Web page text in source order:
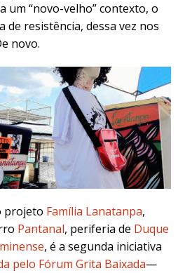
um “novo-velho” contexto, o
de resistência, dessa vez nos
novo.
projeto Família Lanatanpa,
Pantanal, periferia de Duque
, é a segunda iniciativa
pelo Fórum Grita Baixada—